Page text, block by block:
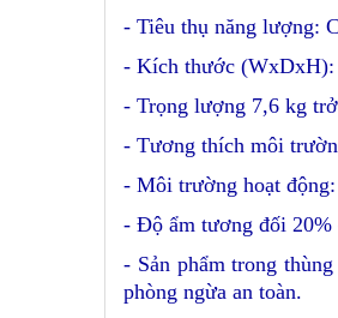
- Tiêu thụ năng lượng:
- Kích thước (WxDxH):
- Trọng lượng 7,6 kg
- Tương thích môi
- Môi trường hoạt
- Độ ẩm tương đối 20%
- Sản phẩm trong
phòng ngừa an toàn.